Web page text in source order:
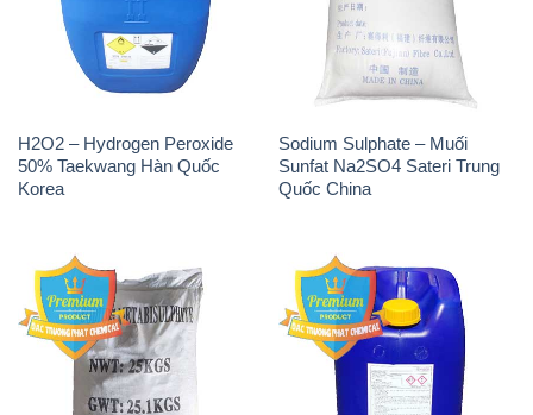
H2O2 – Hydrogen Peroxide
50% Taekwang Hàn Quốc
Korea
Sodium Sulphate – Muối
Sunfat Na2SO4 Sateri Trung
Quốc China